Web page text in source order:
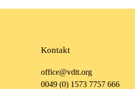
Kontakt
office@vdtt.org
0049 (0) 1573 7757 666